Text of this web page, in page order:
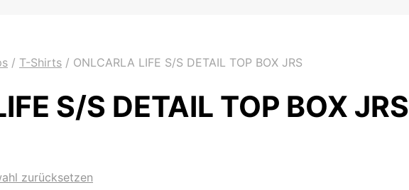
/ T-Shirts / ONLCARLA LIFE S/S DETAIL TOP BOX JRS
S/S DETAIL TOP BOX JRS
zurücksetzen